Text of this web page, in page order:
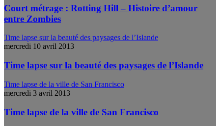
Court métrage : Rotting Hill – Histoire d’amour
entre Zombies
Time lapse sur la beauté des paysages de l’Islande
mercredi 10 avril 2013
Time lapse sur la beauté des paysages de l’Islande
Time lapse de la ville de San Francisco
mercredi 3 avril 2013
Time lapse de la ville de San Francisco